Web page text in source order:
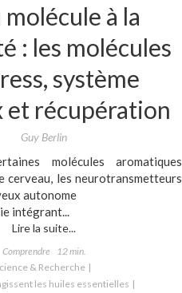
molécule à la
: les molécules
système
et récupération
Guy Berlin
molécules aromatiques
cerveau, les neurotransmetteurs
autonome
intégrant...
Lire la suite...
Comprendre
12 min.
& Recherche
les huiles essentielles